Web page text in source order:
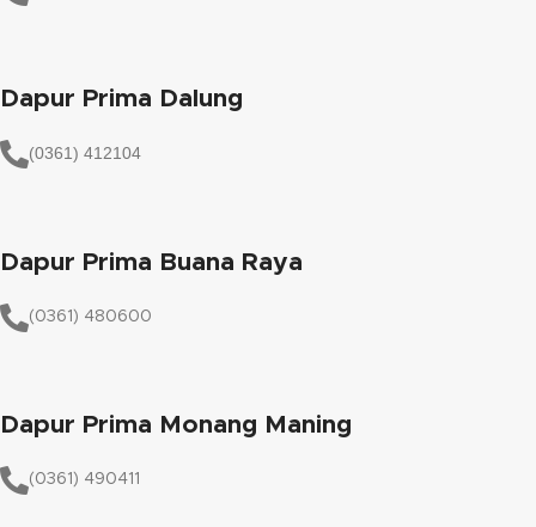
Dapur Prima Dalung
(0361) 412104
Dapur Prima Buana Raya
(0361) 480600
Dapur Prima Monang Maning
(0361) 490411​